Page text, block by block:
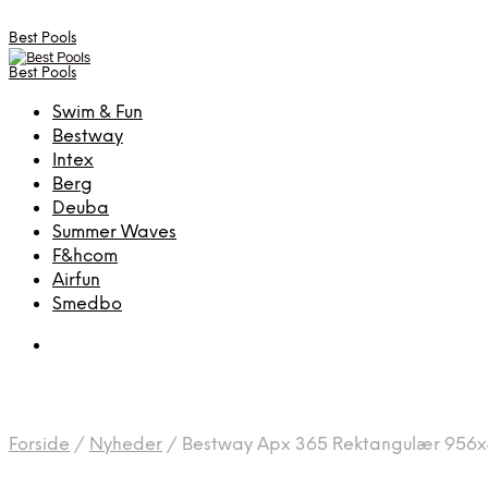
Best Pools
Best Pools
Swim & Fun
Bestway
Intex
Berg
Deuba
Summer Waves
F&hcom
Airfun
Smedbo
Forside / Nyheder / Bestway Apx 365 Rektangulær